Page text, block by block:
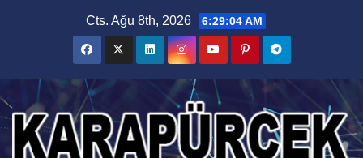
Cts. Ağu 8th, 2026 6:29:05 AM